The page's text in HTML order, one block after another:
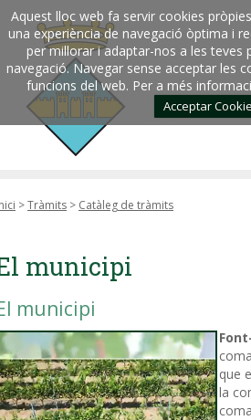
Aquest lloc web fa servir cookies
una experiència de navegació òptima i
per millorar i adaptar-nos a les teves
navegació. Navegar sense acceptar les
funcions del web. Per a més
Acceptar
>Tràmits > Catàleg de tràmits
municipi
municipi
que
la